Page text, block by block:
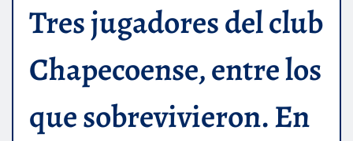
Tres jugadores del club
Chapecoense, entre los
que sobrevivieron. En